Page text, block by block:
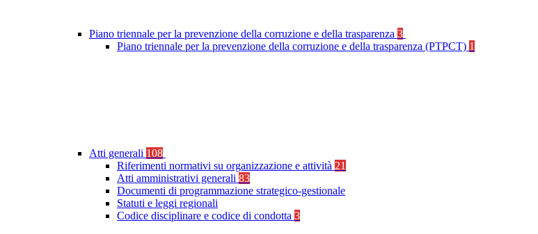
Piano triennale per la prevenzione della corruzione e della trasparenza 3
Piano triennale per la prevenzione della corruzione e della trasparenza (PTPCT) 1
Atti generali 108
Riferimenti normativi su organizzazione e attività 21
Atti amministrativi generali 83
Documenti di programmazione strategico-gestionale
Statuti e leggi regionali
Codice disciplinare e codice di condotta 3